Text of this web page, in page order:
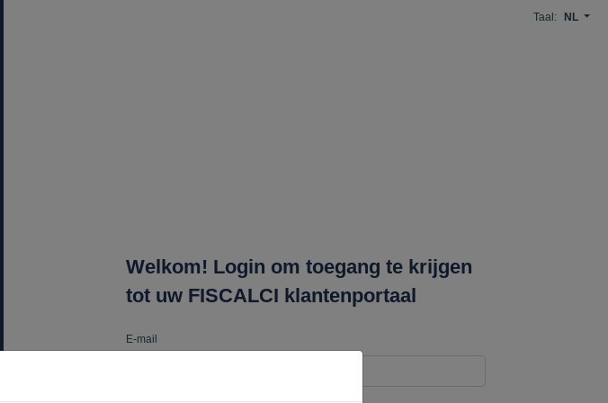
Taal: NL
Welkom! Login om toegang te krijgen
tot uw FISCALCI klantenportaal
E-mail